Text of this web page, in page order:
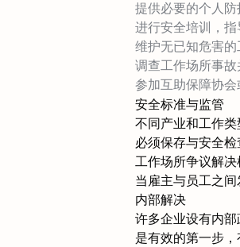
提供必要的个人防
进行安全培训，指
维护无已知危害的
调查工作场所事故
参加互助保障协会
安全标准与监管
不同产业和工作
必须保存与安全检
工作场所争议解决
当雇主与员工之
内部解决
许多企业设有内
是有效的第一步，